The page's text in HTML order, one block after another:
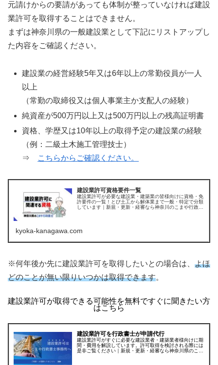
元請けからの要請があっても体制が整っていなければ建設
業許可を取得することはできません。
まずは神奈川県の一般建設業として下記にリストアップし
た内容をご確認ください。
建設業の経営経験5年又は6年以上の常勤役員が一人
以上
（常勤の取締役又は個人事業主か支配人の経験）
純資産が500万円以上又は500万円以上の残高証明書
資格、学歴又は10年以上の取得予定の建設業の経験
（例：二級土木施工管理技士）
⇒
こちらからご確認ください。
建設業許可資格要件一覧
建設業許可が必要な建設業・建築業の皆様向けに資格・免
許要件の一覧！とび土工から解体業まで一般・特定で分類
しています｜新規・更新・経審なら神奈川のこまや行政書
kyoka-kanagawa.com
※何年後か先に建設業許可を取得したいとの場合は、 よほ
どのことが無い限りいつかは取得できます。
建設業許可が取得できる可能性を無料ですぐに聞きたい方
はこちら
建設業許可を行政書士が申請代行
建設業許可がすぐに必要な建設業者・建築業者様向けに期
間・費用を解説しています。許可取得を検討される際には
是非ご覧ください｜新規・更新・経審なら神奈川県のこま